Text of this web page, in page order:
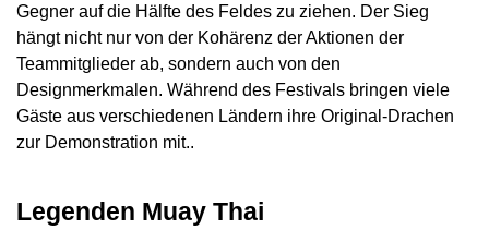
Gegner auf die Hälfte des Feldes zu ziehen. Der Sieg
hängt nicht nur von der Kohärenz der Aktionen der
Teammitglieder ab, sondern auch von den
Designmerkmalen. Während des Festivals bringen viele
Gäste aus verschiedenen Ländern ihre Original-Drachen
zur Demonstration mit..
Legenden Muay Thai